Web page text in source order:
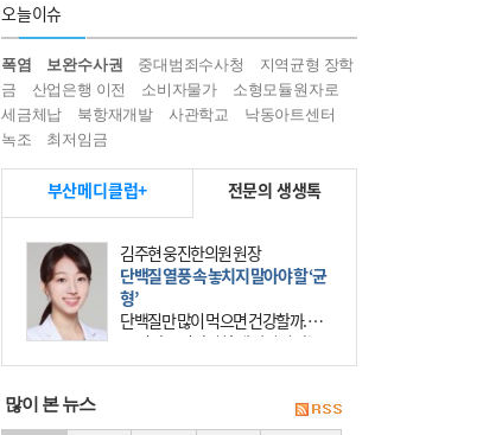
오늘이슈
폭염 보완수사권 중대범죄수사청
지역균형 장학
금
산업은행 이전 소비자물가
소형모듈원자로
세금체납
북항재개발 사관학교
낙동아트센터
녹조
최저임금
부산메디클럽+ 전문의 생생톡
김주현 웅진한의원 원장
단백질 열풍 속 놓치지 말아야 할 ‘균
형’
단백질만 많이 먹으면 건강할까. 요
즘 건강을 이야기할 때 빠지지 않는
키워드가 단백질이다. 헬스장을 다니
많이 본 뉴스